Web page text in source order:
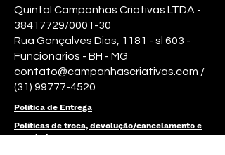
Quintal Campanhas Criativas LTDA -
38417729/0001-30
Rua Gonçalves Dias, 1181 - sl 603 -
Funcionários - BH - MG
contato@campanhascriativas.com /
(31) 99777-4520
Política de Entrega
Políticas de troca, devolução/cancelamento e
reembolso